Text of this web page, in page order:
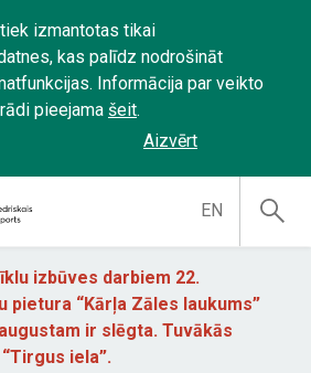
izmantotas tikai
kas palīdz nodrošināt
Informācija par veikto
pieejama šeit.
Aizvērt
EN
izbūves darbiem 22.
pietura “Kārļa Zāles laukums”
ir slēgta. Tuvākās
iela”.